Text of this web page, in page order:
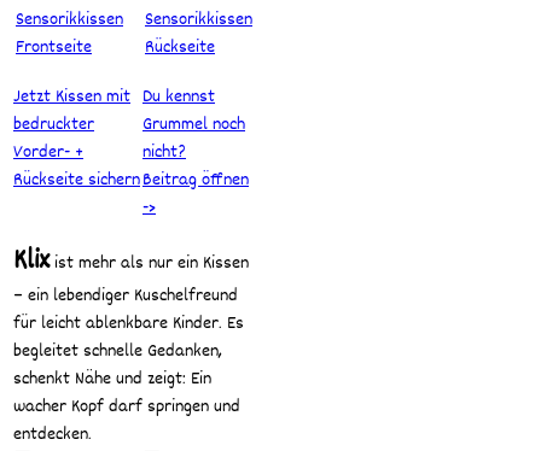
Jetzt Kissen mit
bedruckter
Vorder- +
Rückseite sichern
Du kennst
Grummel noch
nicht?
Beitrag öffnen
->
Klixist mehr als nur ein Kissen
– ein lebendiger Kuschelfreund
für leicht ablenkbare Kinder. Es
begleitet schnelle Gedanken,
schenkt Nähe und zeigt: Ein
wacher Kopf darf springen und
entdecken.